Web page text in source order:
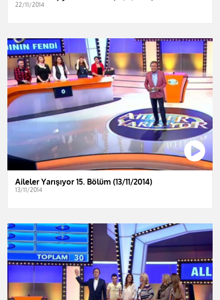
22/11/2014
Aileler Yarışıyor 15. Bölüm (13/11/2014)
13/11/2014